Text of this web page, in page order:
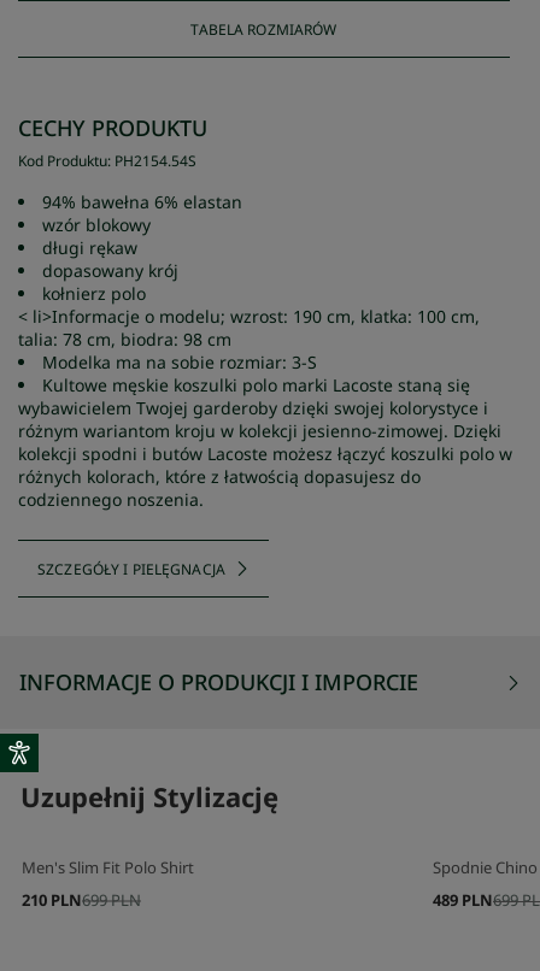
TABELA ROZMIARÓW
CECHY PRODUKTU
Kod Produktu: PH2154.54S
94% bawełna 6% elastan
wzór blokowy
długi rękaw
dopasowany krój
kołnierz polo
< li>Informacje o modelu; wzrost: 190 cm, klatka: 100 cm,
talia: 78 cm, biodra: 98 cm
Modelka ma na sobie rozmiar: 3-S
Kultowe męskie koszulki polo marki Lacoste staną się
wybawicielem Twojej garderoby dzięki swojej kolorystyce i
różnym wariantom kroju w kolekcji jesienno-zimowej. Dzięki
kolekcji spodni i butów Lacoste możesz łączyć koszulki polo w
różnych kolorach, które z łatwością dopasujesz do
codziennego noszenia.
SZCZEGÓŁY I PIELĘGNACJA
INFORMACJE O PRODUKCJI I IMPORCIE
Uzupełnij Stylizację
Men's Slim Fit Polo Shirt
699 PLN
210 PLN
Spodnie
699
489 PLN